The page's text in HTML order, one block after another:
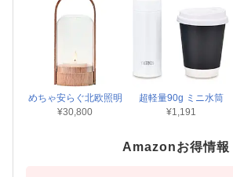
めちゃ安らぐ北欧照明
¥30,800
超軽量90g ミニ水筒
¥1,191
Amazonお得情報